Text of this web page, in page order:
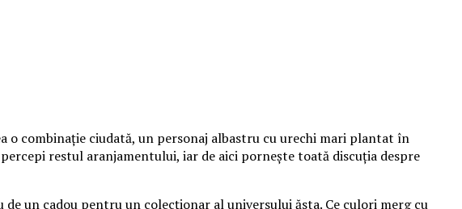
combinație ciudată, un personaj albastru cu urechi mari plantat în
restul aranjamentului, iar de aici pornește toată discuția despre
un cadou pentru un colecționar al universului ăsta. Ce culori merg cu